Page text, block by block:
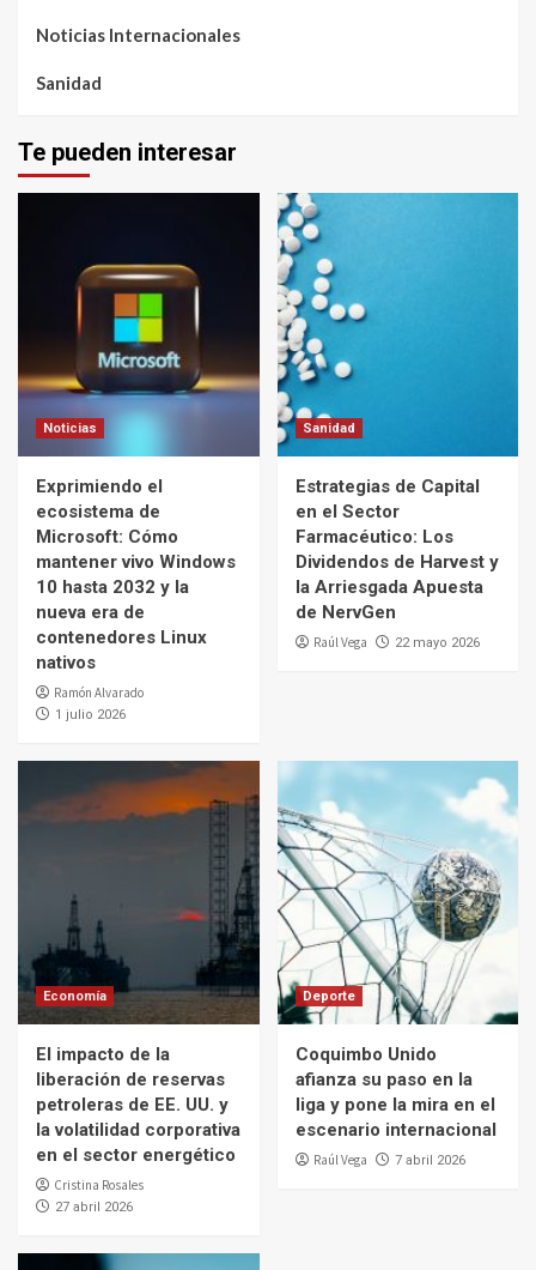
Noticias Internacionales
Sanidad
Te pueden interesar
Noticias
Exprimiendo el
ecosistema de
Microsoft: Cómo
mantener vivo Windows
10 hasta 2032 y la
nueva era de
contenedores Linux
nativos
Ramón Alvarado
1 julio 2026
Sanidad
Estrategias de Capital
en el Sector
Farmacéutico: Los
Dividendos de Harvest y
la Arriesgada Apuesta
de NervGen
Raúl Vega 22 mayo 2026
Economía
El impacto de la
liberación de reservas
petroleras de EE. UU. y
la volatilidad corporativa
en el sector energético
Cristina Rosales
27 abril 2026
Deporte
Coquimbo Unido
afianza su paso en la
liga y pone la mira en el
escenario internacional
Raúl Vega 7 abril 2026